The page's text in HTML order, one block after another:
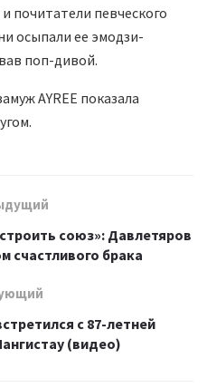
почитатели певческого
осыпали ее эмодзи-
поп-дивой.
AYREE показала
союз»: Давлетяров
счастливого брака
с 87-летней
(видео)